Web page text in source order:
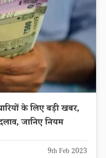
के लिए बड़ी खबर,
जानिए नियम
9th Feb 2023